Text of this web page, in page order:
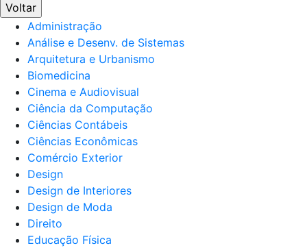
Voltar
Administração
Análise e Desenv. de Sistemas
Arquitetura e Urbanismo
Biomedicina
Cinema e Audiovisual
Ciência da Computação
Ciências Contábeis
Ciências Econômicas
Comércio Exterior
Design
Design de Interiores
Design de Moda
Direito
Educação Física